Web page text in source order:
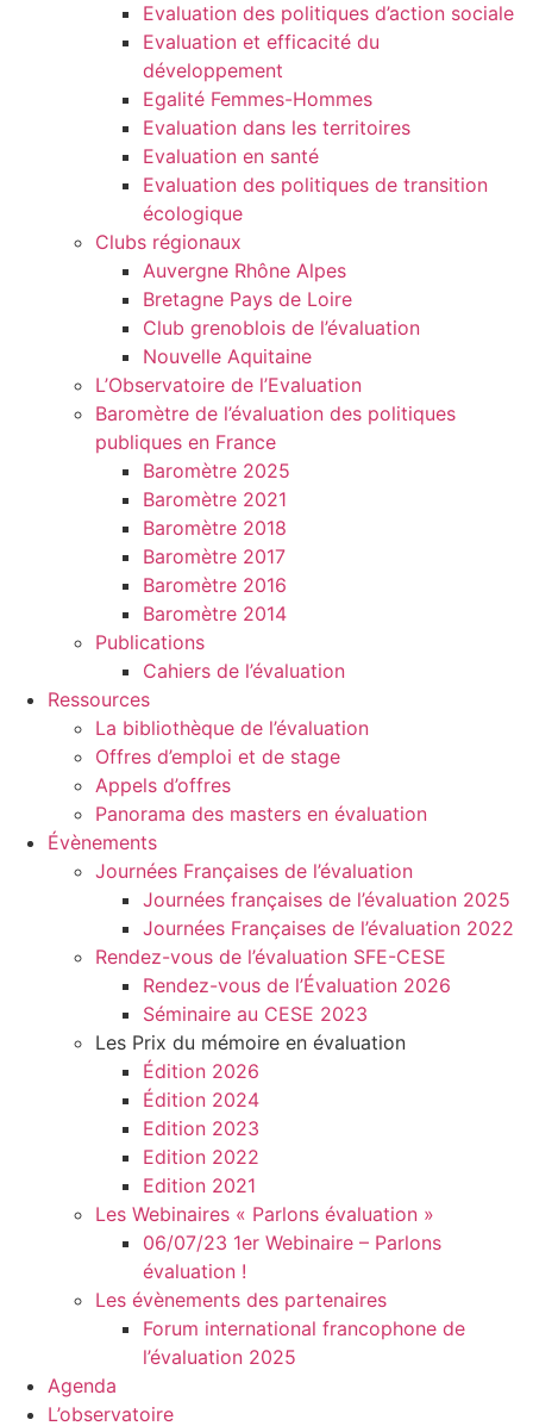
Evaluation des politiques d’action sociale
Evaluation et efficacité du
développement
Egalité Femmes-Hommes
Evaluation dans les territoires
Evaluation en santé
Evaluation des politiques de transition
écologique
Clubs régionaux
Auvergne Rhône Alpes
Bretagne Pays de Loire
Club grenoblois de l’évaluation
Nouvelle Aquitaine
L’Observatoire de l’Evaluation
Baromètre de l’évaluation des politiques
publiques en France
Baromètre 2025
Baromètre 2021
Baromètre 2018
Baromètre 2017
Baromètre 2016
Baromètre 2014
Publications
Cahiers de l’évaluation
Ressources
La bibliothèque de l’évaluation
Offres d’emploi et de stage
Appels d’offres
Panorama des masters en évaluation
Évènements
Journées Françaises de l’évaluation
Journées françaises de l’évaluation 2025
Journées Françaises de l’évaluation 2022
Rendez-vous de l’évaluation SFE-CESE
Rendez-vous de l’Évaluation 2026
Séminaire au CESE 2023
Les Prix du mémoire en évaluation
Édition 2026
Édition 2024
Edition 2023
Edition 2022
Edition 2021
Les Webinaires « Parlons évaluation »
06/07/23 1er Webinaire – Parlons
évaluation !
Les évènements des partenaires
Forum international francophone de
l’évaluation 2025
Agenda
L’observatoire